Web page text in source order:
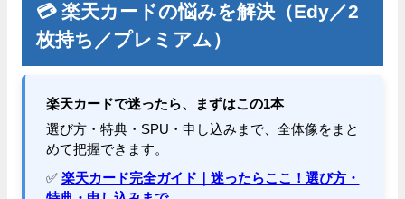
💳 楽天カードの悩みを解決（Edy／2
枚持ち／プレミアム）
楽天カードで迷ったら、まずはこの1本
選び方・特典・SPU・申し込みまで、全体像をまと
めて把握できます。
✅ 楽天カード完全ガイド｜迷ったらここ！選び方・